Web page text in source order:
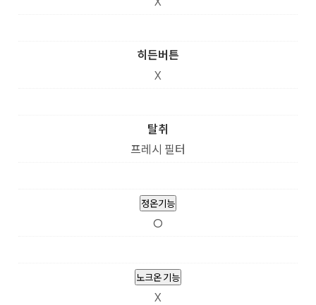
히든버튼
X
탈취
프레시 필터
정온기능
O
노크온 기능
X